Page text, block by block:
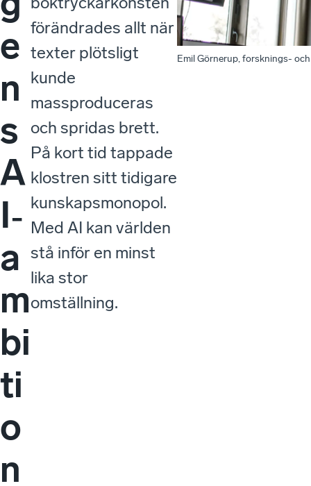
e
n
s
A
I‑
a
m
bi
ti
o
n
förändrades allt när
texter plötsligt
kunde
massproduceras
och spridas brett.
På kort tid tappade
klostren sitt tidigare
kunskapsmonopol.
Med AI kan världen
stå inför en minst
lika stor
omställning.
Emil Görnerup, forsknings-